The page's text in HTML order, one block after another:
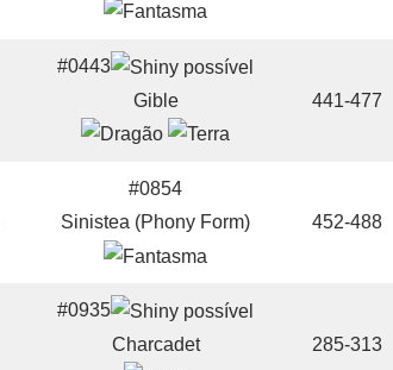
#0443
Gible
441-477
#0854
Sinistea (Phony Form)
452-488
#0935
Charcadet
285-313